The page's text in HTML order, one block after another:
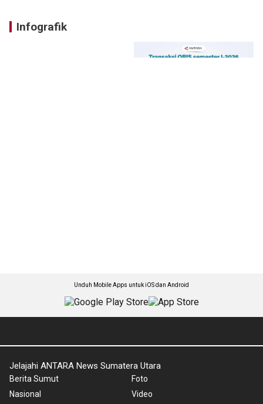
Infografik
Unduh Mobile Apps untuk iOS dan Android
Jelajahi ANTARA News Sumatera Utara
Berita Sumut
Nasional
Foto
Video